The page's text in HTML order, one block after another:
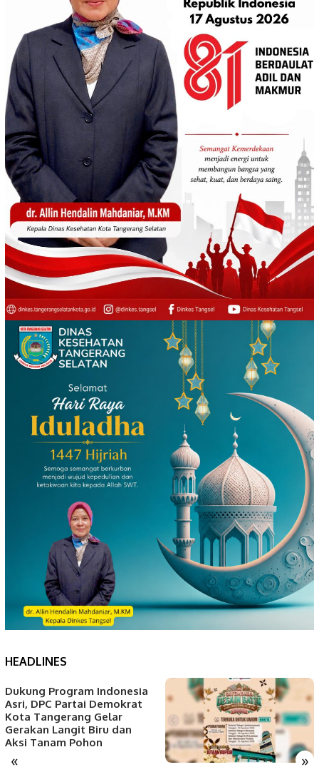
HEADLINES
« »
Dukung Program Indonesia
Asri, DPC Partai Demokrat
Kota Tangerang Gelar
Gerakan Langit Biru dan
Aksi Tanam Pohon